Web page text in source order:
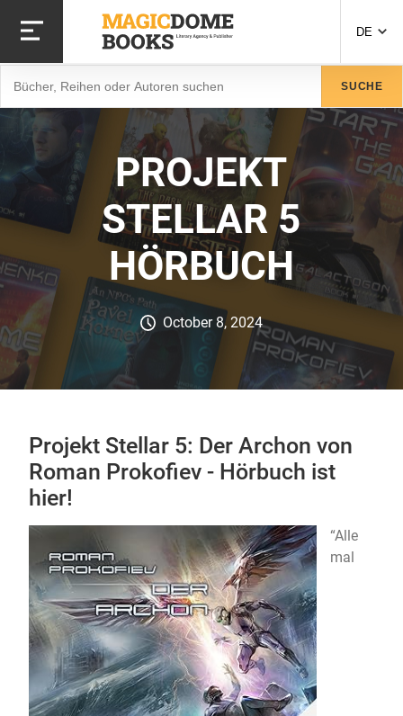
zum
Inhalt
DE
SUCHE
PROJEKT
STELLAR 5
HÖRBUCH
October 8, 2024
Projekt Stellar 5: Der Archon von
Roman Prokofiev - Hörbuch ist
hier!
“Alle
mal